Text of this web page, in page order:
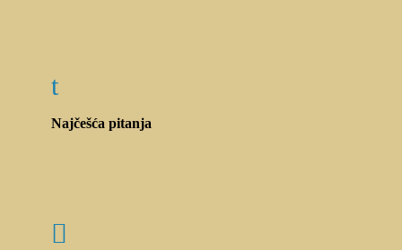
t
Najčešća pitanja
